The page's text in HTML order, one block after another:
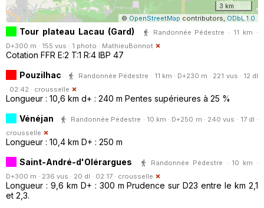
3 km
© OpenStreetMap contributors, ODbL 1.0
Tour plateau Lacau (Gard)
Randonnée Pédestre · 11 km ·
D+300 m · 155 vus · 1 photo · MathieuBonnot
Cotation FFR E:2 T:1 R:4 IBP 47
Pouzilhac
Randonnée Pédestre · 11 km · D+230 m · 221 vus · 12 dl
· 02:42 · crousselle
Longueur : 10,6 km d+ : 240 m Pentes supérieures à 25 %
Vénéjan
Randonnée Pédestre · 10 km · D+250 m · 240 vus · 17 dl ·
crousselle
Longueur : 10,4 km D+ : 250 m
Saint-André-d'Olérargues
Randonnée Pédestre · 10 km ·
D+300 m · 236 vus · 20 dl · 02:17 · crousselle
Longueur : 9,6 km D+ : 300 m Prudence sur D23 entre le km 2,1
et 2,3.